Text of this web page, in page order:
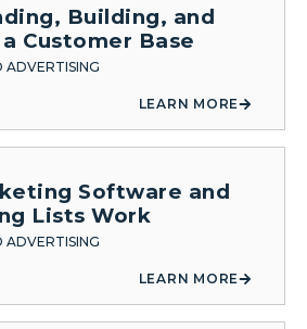
Building, and
Customer Base
ADVERTISING
LEARN MORE
Software and
Lists Work
ADVERTISING
LEARN MORE